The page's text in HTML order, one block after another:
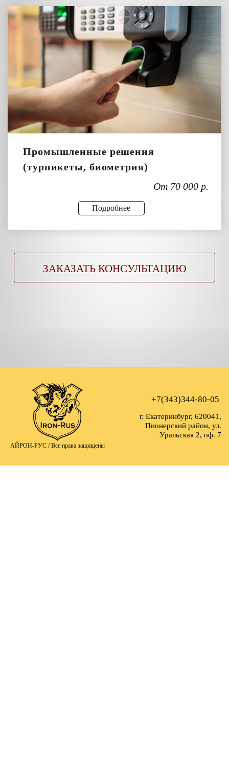
Промышленные решения
(турникеты, биометрия)
От 70 000 р.
Подробнее
ЗАКАЗАТЬ КОНСУЛЬТАЦИЮ
АЙРОН-РУС /Все права защищены
+7(343)344-80-05
г. Екатеринбург, 620041,
Пионерский район, ул.
Уральская 2, оф. 7